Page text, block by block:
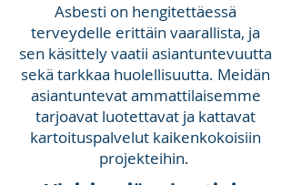
Asbesti on hengitettäessä
terveydelle erittäin vaarallista, ja
sen käsittely vaatii asiantuntevuutta
sekä tarkkaa huolellisuutta. Meidän
asiantuntevat ammattilaisemme
tarjoavat luotettavat ja kattavat
kartoituspalvelut kaikenkokoisiin
projekteihin.